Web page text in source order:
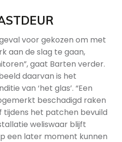
voor gekozen om met
aan de slag te gaan,
gaat Barten verder.
daarvan is het
van ‘het glas’. “Een
beschadigd raken
tijdens het patchen bevuild
weliswaar blijft
een later moment kunnen